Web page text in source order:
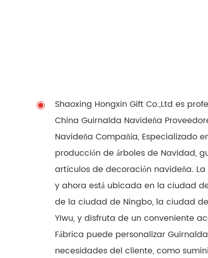
Shaoxing Hongxin Gift Co.,Ltd es
China Guirnalda Navideña
Navideña Compañía, Especializado
producción de árboles de Navidad,
artículos de decoración navideña.
y ahora está ubicada en la ciudad
de la ciudad de Ningbo, la ciudad
YIwu, y disfruta de un conveniente
Fábrica puede personalizar
necesidades del cliente, como